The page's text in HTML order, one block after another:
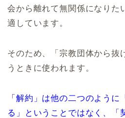
会から離れて無関係になりた
適しています。
そのため、「宗教団体から抜
うときに使われます。
「解約」は他の二つのように
る」ということではなく、「